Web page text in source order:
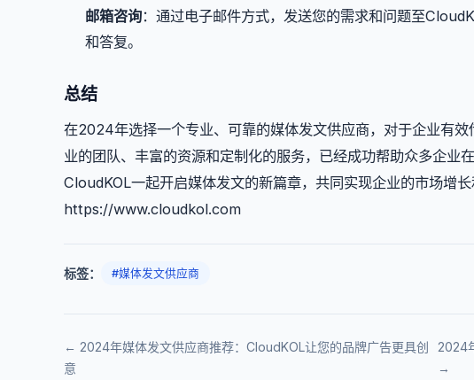
邮箱咨询：通过电子邮件方式，发送您的需求和问题至
和答复。
总结
在2024年选择一个专业、可靠的媒体发文供应商，对于企业有
业的团队、丰富的资源和定制化的服务，已经成功帮助众多企业
CloudKOL一起开启媒体发文的新篇章，共同实现企业的市场增长
https://www.cloudkol.com
标签： #媒体发文供应商
← 2024年媒体发文供应商推荐：CloudKOL让您的品牌广告更具创
意
2024
→